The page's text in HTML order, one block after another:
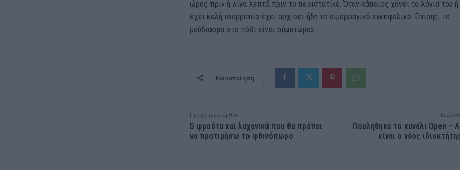
ώρες πριν ή λίγα λεπτά πριν το περιστατικό. Όταν κάποιος χάνει τα λόγια του
έχει καλή ισορροπία έχει αρχίσει ήδη το αιμορραγικό εγκεφαλικό. Επίσης, το
μούδιασμα στο πόδι είναι σύμπτωμα».
Κοινοποίηση
Προηγούμενο άρθρο
5 φρούτα και λαχανικά που θα πρέπει
να προτιμήσω το φθινόπωρο
Πουλήθηκε το κανάλι Open –
είναι ο νέος